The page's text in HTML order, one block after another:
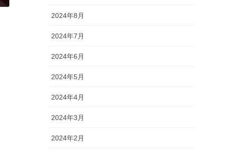
2024年8月
2024年7月
2024年6月
2024年5月
2024年4月
2024年3月
2024年2月